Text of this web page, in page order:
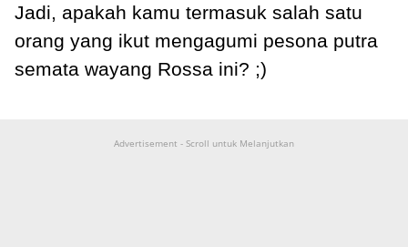
Jadi, apakah kamu termasuk salah satu
orang yang ikut mengagumi pesona putra
semata wayang Rossa ini? ;)
Advertisement - Scroll untuk Melanjutkan